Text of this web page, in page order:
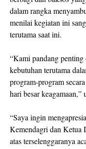
dalam rangka
menilai kegiatan ini
terutama saat ini.
“Kami pandang
kebutuhan terutama
program-program
hari besar keagamaan,”
“Saya ingin
Kemendagri dan Ketua
atas terselenggaranya